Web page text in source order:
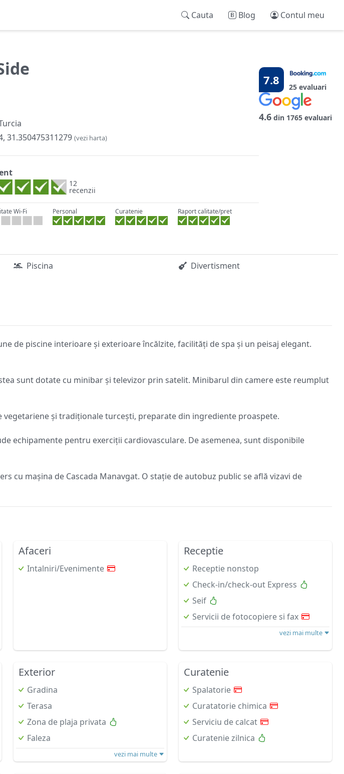
Cauta Blog Contul meu
31.350475311279(vezi harta)
12
recenzii
Wi-Fi Personal Curatenie Raport calitate/pret
7.8 25 evaluari
4.6 din 1765 evaluari
Piscina
Divertisment
de piscine interioare și exterioare încălzite, facilități de spa și un peisaj elegant.
sunt dotate cu minibar și televizor prin satelit. Minibarul din camere este reumplut
și tradiționale turcești, preparate din ingrediente proaspete.
echipamente pentru exerciții cardiovasculare. De asemenea, sunt disponibile
cu mașina de Cascada Manavgat. O stație de autobuz public se află vizavi de
Afaceri
Intalniri/Evenimente
Receptie
Receptie nonstop
Check-in/check-out Express
Seif
Servicii de fotocopiere si fax
vezi mai multe
Exterior
Gradina
Terasa
Zona de plaja privata
Faleza
vezi mai multe
Curatenie
Spalatorie
Curatatorie chimica
Serviciu de calcat
Curatenie zilnica